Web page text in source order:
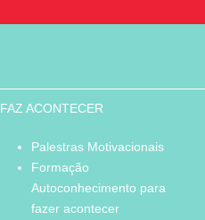
FAZ ACONTECER
Palestras Motivacionais
Formação
Autoconhecimento para
fazer acontecer